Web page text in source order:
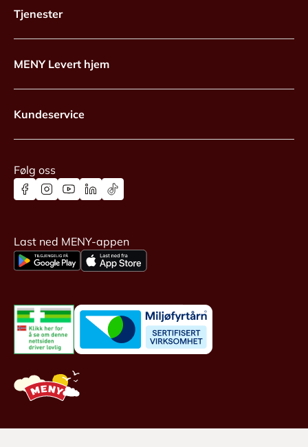
Tjenester
MENY Levert hjem
Kundeservice
Følg oss
Last ned MENY-appen